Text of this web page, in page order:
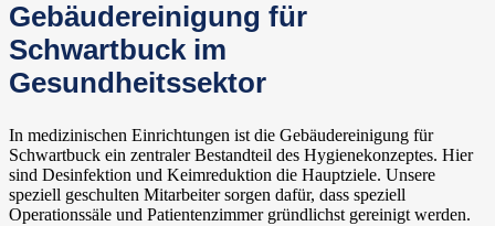
Gebäudereinigung für
Schwartbuck im
Gesundheitssektor
In medizinischen Einrichtungen ist die Gebäudereinigung für
Schwartbuck ein zentraler Bestandteil des Hygienekonzeptes. Hier
sind Desinfektion und Keimreduktion die Hauptziele. Unsere
speziell geschulten Mitarbeiter sorgen dafür, dass speziell
Operationssäle und Patientenzimmer gründlichst gereinigt werden.